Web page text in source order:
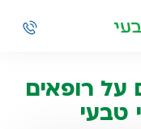
על רופאים
טבעי